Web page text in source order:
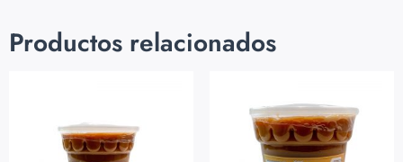
Productos relacionados